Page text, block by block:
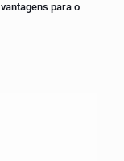
para o